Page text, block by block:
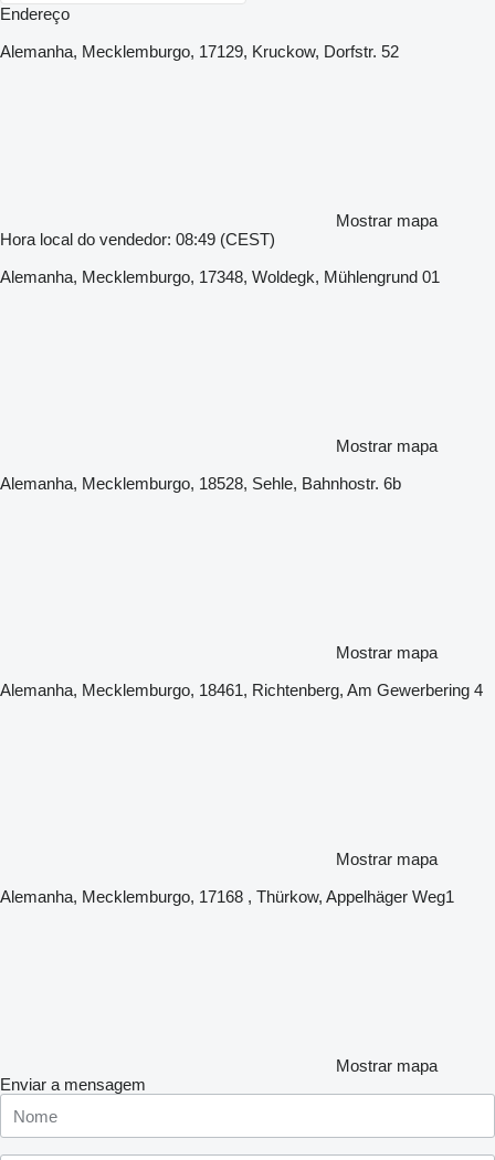
Endereço
Alemanha, Mecklemburgo, 17129, Kruckow, Dorfstr. 52
Mostrar mapa
Hora local do vendedor: 08:49 (CEST)
Alemanha, Mecklemburgo, 17348, Woldegk, Mühlengrund 01
Mostrar mapa
Alemanha, Mecklemburgo, 18528, Sehle, Bahnhostr. 6b
Mostrar mapa
Alemanha, Mecklemburgo, 18461, Richtenberg, Am Gewerbering 4
Mostrar mapa
Alemanha, Mecklemburgo, 17168 , Thürkow, Appelhäger Weg1
Mostrar mapa
Enviar a mensagem